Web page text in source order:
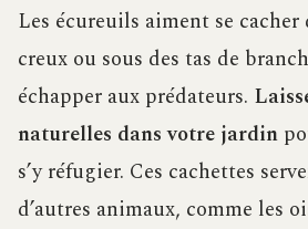
Les écureuils aiment se cacher
creux ou sous des tas de
échapper aux prédateurs.
naturelles dans votre jardin
s’y réfugier. Ces cachettes
d’autres animaux, comme les